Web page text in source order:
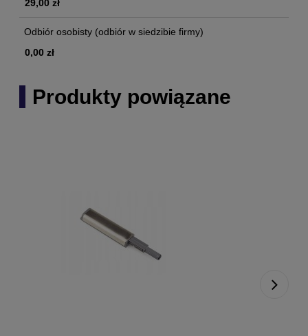
29,00 zł
Odbiór osobisty (odbiór w siedzibie firmy)
0,00 zł
Produkty powiązane